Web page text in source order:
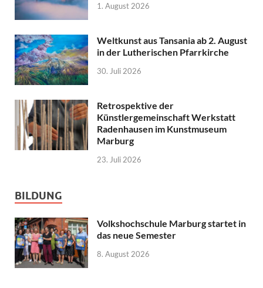
1. August 2026
Weltkunst aus Tansania ab 2. August
in der Lutherischen Pfarrkirche
30. Juli 2026
Retrospektive der
Künstlergemeinschaft Werkstatt
Radenhausen im Kunstmuseum
Marburg
23. Juli 2026
BILDUNG
Volkshochschule Marburg startet in
das neue Semester
8. August 2026